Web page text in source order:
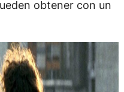
obtener con un